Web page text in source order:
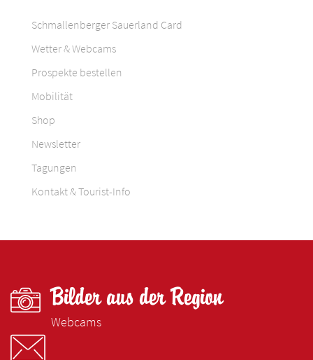
Schmallenberger Sauerland Card
Wetter & Webcams
Prospekte bestellen
Mobilität
Shop
Newsletter
Tagungen
Kontakt & Tourist-Info
Bilder aus der Region
Webcams